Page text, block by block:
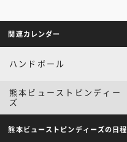
関連カレンダー
ハンドボール
熊本ビューストピンディー
ズ
熊本ビューストピンディーズの日程